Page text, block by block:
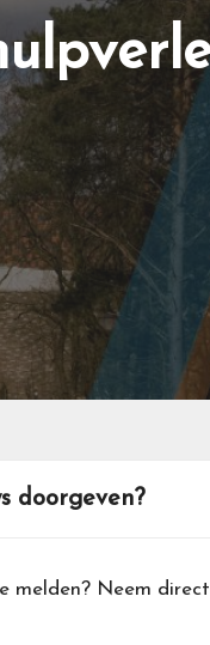
doorgeven?
melden? Neem